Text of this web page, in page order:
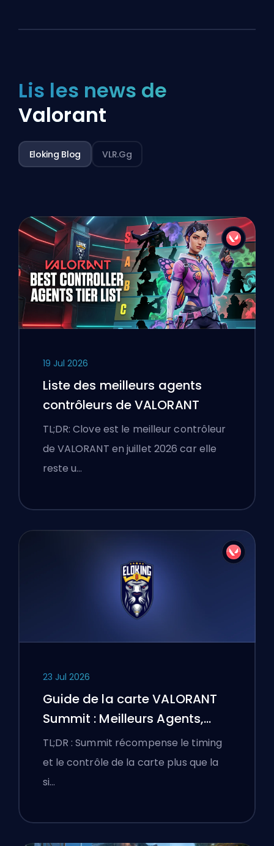
Lis les news de
Valorant
Eloking Blog VLR.gg
19 Jul 2026
Liste des meilleurs agents
contrôleurs de VALORANT
TL;DR: Clove est le meilleur contrôleur
de VALORANT en juillet 2026 car elle
reste u…
23 Jul 2026
Guide de la carte VALORANT
Summit : Meilleurs Agents,
Callouts et Fumigènes
TL;DR : Summit récompense le timing
et le contrôle de la carte plus que la
si…